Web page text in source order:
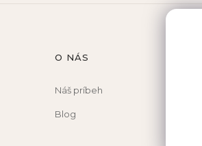
O NÁS
Náš príbeh
Blog